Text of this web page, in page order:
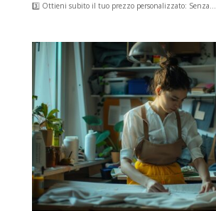
3️⃣ Ottieni subito il tuo prezzo personalizzato: Senza...